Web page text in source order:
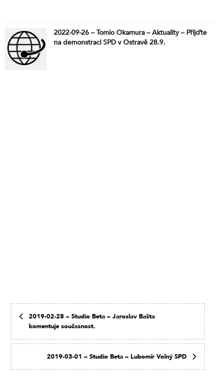
2022-09-26 – Tomio Okamura – Aktuality – Přijďte
na demonstraci SPD v Ostravě 28.9.
2019-02-28 – Studio Beta – Jaroslav Bašta
komentuje současnost.
2019-03-01 – Studio Beta – Lubomír Volný SPD